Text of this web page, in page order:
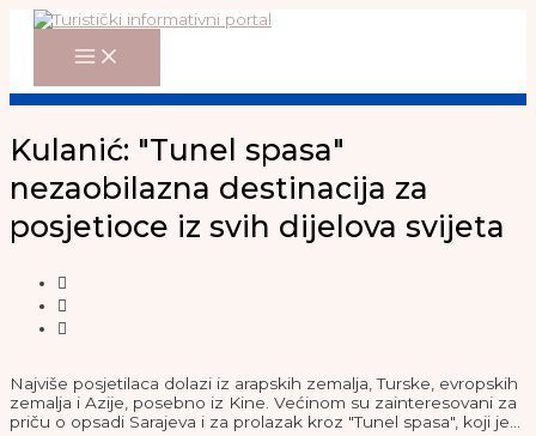
Skip
Menu
Kulanić: "Tunel spasa"
nezaobilazna destinacija za
posjetioce iz svih dijelova svijeta
Najviše posjetilaca dolazi iz arapskih zemalja, Turske, evropskih
zemalja i Azije, posebno iz Kine. Većinom su zainteresovani za
priču o opsadi Sarajeva i za prolazak kroz "Tunel spasa", koji je…